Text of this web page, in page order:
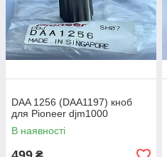
DAA 1256 (DAA1197) кноб
для Pioneer djm1000
В наявності